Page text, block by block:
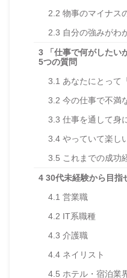
2.2 物事のマイナス
2.3 自分の強みがわ
3 「仕事で何がしたい
5つの質問
3.1 あなたにとって
3.2 今の仕事で不満
3.3 仕事を通して身
3.4 やっていて楽し
3.5 これまでの成功
4 30代未経験から目指
4.1 営業職
4.2 IT系職種
4.3 介護職
4.4 ネイリスト
4.5 ホテル・宿泊業